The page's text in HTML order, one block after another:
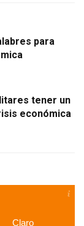
para
tener un
económica
Claro